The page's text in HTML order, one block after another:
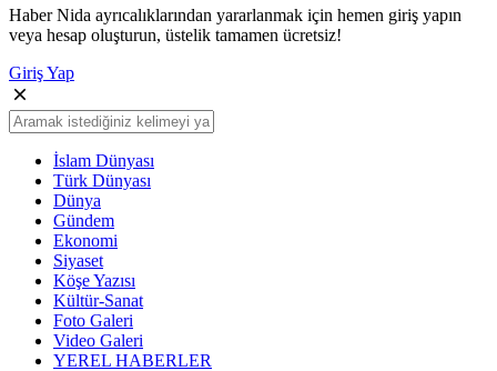
Haber Nida ayrıcalıklarından yararlanmak için hemen giriş yapın
veya hesap oluşturun, üstelik tamamen ücretsiz!
Giriş Yap
İslam Dünyası
Türk Dünyası
Dünya
Gündem
Ekonomi
Siyaset
Köşe Yazısı
Kültür-Sanat
Foto Galeri
Video Galeri
YEREL HABERLER